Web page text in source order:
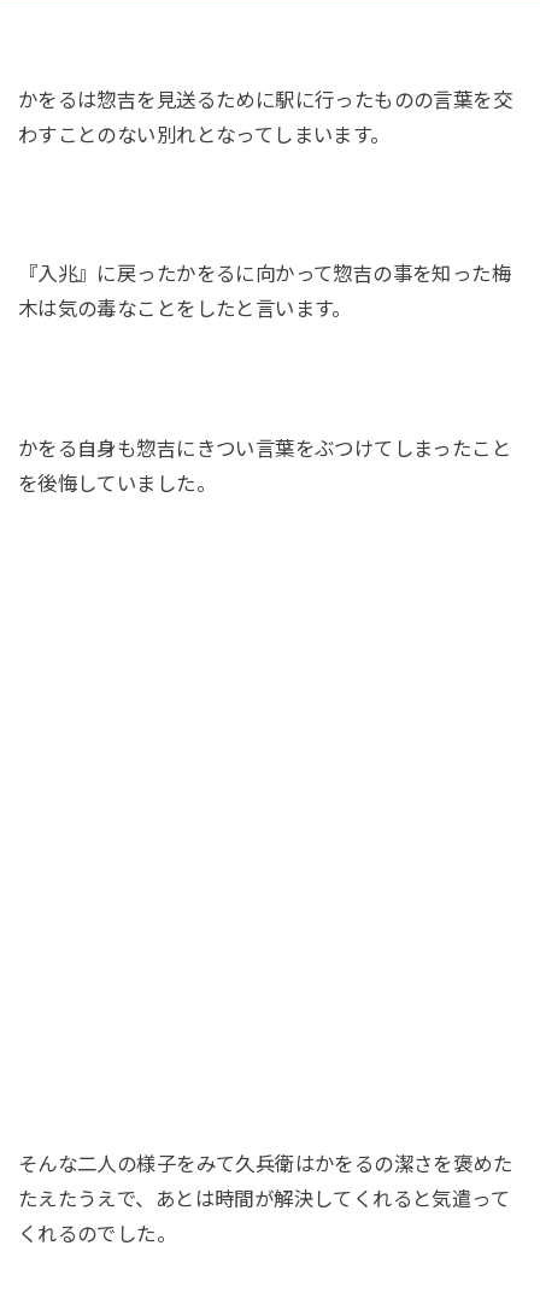
かをるは惣吉を見送るために駅に行ったものの言葉を交
わすことのない別れとなってしまいます。
『入兆』に戻ったかをるに向かって惣吉の事を知った梅
木は気の毒なことをしたと言います。
かをる自身も惣吉にきつい言葉をぶつけてしまったこと
を後悔していました。
そんな二人の様子をみて久兵衛はかをるの潔さを褒めた
たえたうえで、あとは時間が解決してくれると気遣って
くれるのでした。